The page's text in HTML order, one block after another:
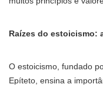
Raízes do estoicismo:
O estoicismo, fundado
Epíteto, ensina a